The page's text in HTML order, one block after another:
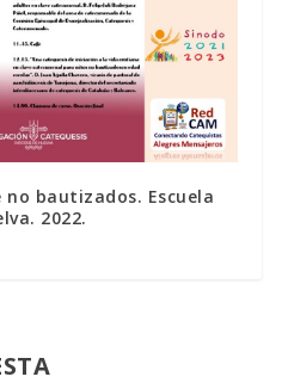
bautizados. Escuela
2022.